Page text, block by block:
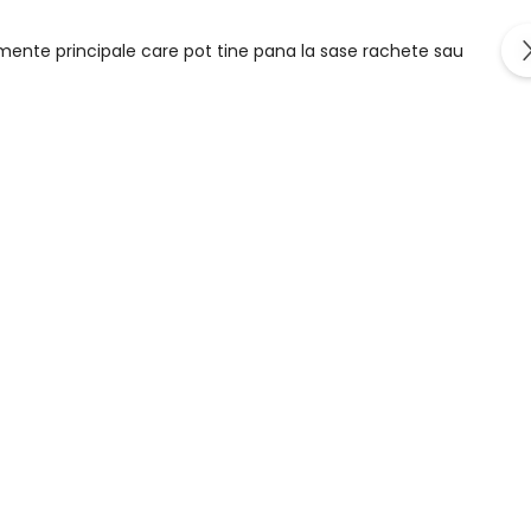
principale care pot tine pana la sase rachete sau